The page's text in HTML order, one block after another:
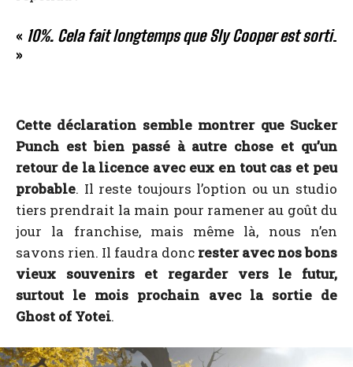
« 10%. Cela fait longtemps que Sly Cooper est sorti.
»
Cette déclaration semble montrer que Sucker
Punch est bien passé à autre chose et qu’un
retour de la licence avec eux en tout cas et peu
probable. Il reste toujours l’option ou un studio
tiers prendrait la main pour ramener au goût du
jour la franchise, mais même là, nous n’en
savons rien. Il faudra donc rester avec nos bons
vieux souvenirs et regarder vers le futur,
surtout le mois prochain avec la sortie de
Ghost of Yotei.